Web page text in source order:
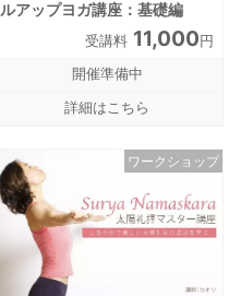
ルアップヨガ講座：基礎編
受講料 11,000円
開催準備中
詳細はこちら
ワークショップ